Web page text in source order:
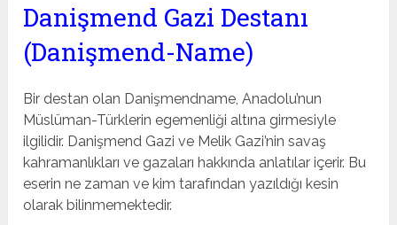
Danişmend Gazi Destanı
(Danişmend-Name)
Bir destan olan Danişmendname, Anadolu’nun
Müslüman-Türklerin egemenliği altına girmesiyle
ilgilidir. Danişmend Gazi ve Melik Gazi’nin savaş
kahramanlıkları ve gazaları hakkında anlatılar içerir. Bu
eserin ne zaman ve kim tarafından yazıldığı kesin
olarak bilinmemektedir.